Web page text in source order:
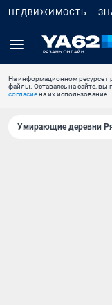
НЕДВИЖИМОСТЬ
На информационном ресурсе
файлы. Оставаясь на сайте, вы
согласиена их использование.
Умирающие деревни